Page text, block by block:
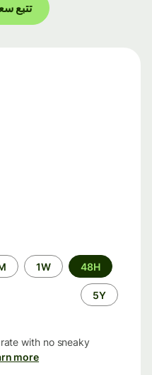
تتبع
الفترة
الزمنية
48H
1W
5Y
with no sneaky
more